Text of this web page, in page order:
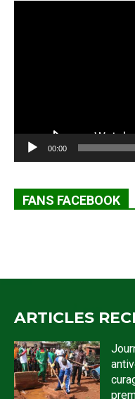
00:00
FANS FACEBOOK
ARTICLES